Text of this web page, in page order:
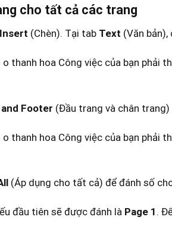
cho tất cả các trang
Insert (Chèn). Tại tab Text (Văn bản),
Footer (Đầu trang và chân
(Áp dụng cho tất cả) để đánh số
đầu tiên sẽ được đánh là Page 1 .